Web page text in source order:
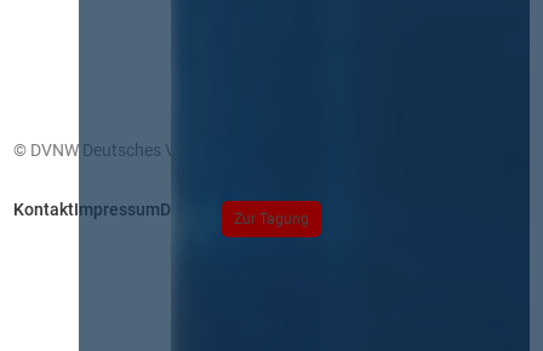
Zur Tagung
© DVNW Deutsches Vergabenetzwerk GmbH
KontaktImpressumDatenschutz